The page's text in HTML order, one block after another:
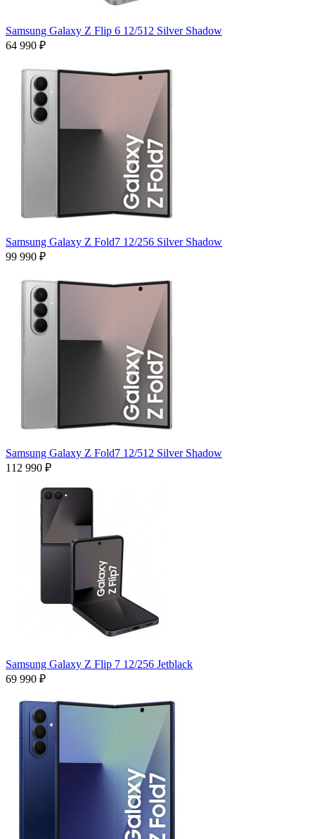
Samsung Galaxy Z Flip 6 12/512 Silver Shadow
64 990 ₽
Samsung Galaxy Z Fold7 12/256 Silver Shadow
99 990 ₽
Samsung Galaxy Z Fold7 12/512 Silver Shadow
112 990 ₽
Samsung Galaxy Z Flip 7 12/256 Jetblack
69 990 ₽